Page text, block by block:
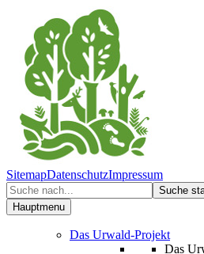
SitemapDatenschutzImpressum
Hauptmenu
Das Urwald-Projekt
Das